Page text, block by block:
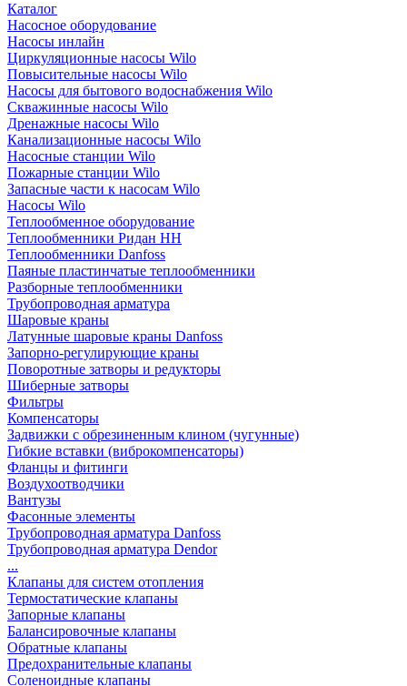
Каталог
Насосное оборудование
Насосы инлайн
Циркуляционные насосы Wilo
Повысительные насосы Wilo
Насосы для бытового водоснабжения Wilo
Скважинные насосы Wilo
Дренажные насосы Wilo
Канализационные насосы Wilo
Насосные станции Wilo
Пожарные станции Wilo
Запасные части к насосам Wilo
Насосы Wilo
Теплообменное оборудование
Теплообменники Ридан НН
Теплообменники Danfoss
Паяные пластинчатые теплообменники
Разборные теплообменники
Трубопроводная арматура
Шаровые краны
Латунные шаровые краны Danfoss
Запорно-регулирующие краны
Поворотные затворы и редукторы
Шиберные затворы
Фильтры
Компенсаторы
Задвижки с обрезиненным клином (чугунные)
Гибкие вставки (виброкомпенсаторы)
Фланцы и фитинги
Воздухоотводчики
Вантузы
Фасонные элементы
Трубопроводная арматура Danfoss
Трубопроводная арматура Dendor
...
Клапаны для систем отопления
Термостатические клапаны
Запорные клапаны
Балансировочные клапаны
Обратные клапаны
Предохранительные клапаны
Соленоидные клапаны